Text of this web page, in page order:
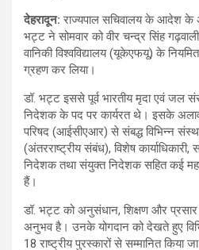
देहरादून: राज्यपाल सचिवालय के आदेश के
भट्ट ने सोमवार को वीर चन्द्र सिंह
वानिकी विश्वविद्यालय (यूकेएफयू) के
ग्रहण कर लिया।
डॉ. भट्ट इससे पूर्व भारतीय मृदा एवं जल
निदेशक के पद पर कार्यरत थे। इसके
परिषद (आईसीएआर) से संबद्ध विभिन्न
(अंतरराष्ट्रीय संबंध), विशेष
निदेशक तथा संयुक्त निदेशक सहित कई
हैं।
डॉ. भट्ट को अनुसंधान, शिक्षण और प्रसार
अनुभव है। उनके योगदान को देखते हुए
18 राष्ट्रीय पुरस्कारों से सम्मानित